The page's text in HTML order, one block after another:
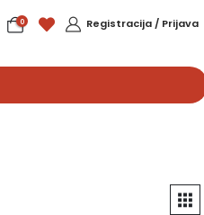
0 Registracija / Prijava